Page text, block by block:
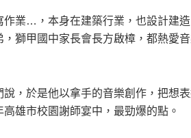
業…，本身在建築行業，也設計建
獅甲國中家長會長方啟樟，都熱愛
，於是他以拿手的音樂創作，把想
雄市校園謝師宴中，最勁爆的點。